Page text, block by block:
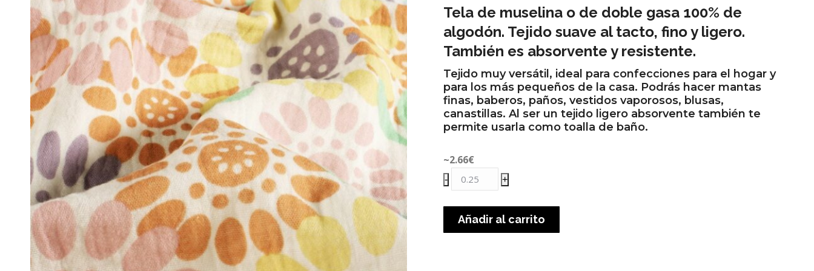
Tela de muselina o de doble gasa 100% de
algodón. Tejido suave al tacto, fino y ligero.
También es absorvente y resistente.
Tejido muy versátil, ideal para confecciones para el hogar y
para los más pequeños de la casa. Podrás hacer mantas
finas, baberos, paños, vestidos vaporosos, blusas,
canastillas. Al ser un tejido ligero absorvente también te
permite usarla como toalla de baño.
~2.66€
Muselina
flower
power
cantidad
- +
Añadir al carrito